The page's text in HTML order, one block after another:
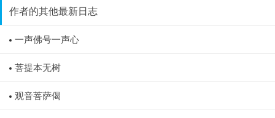
作者的其他最新日志
一声佛号一声心
菩提本无树
观音菩萨偈